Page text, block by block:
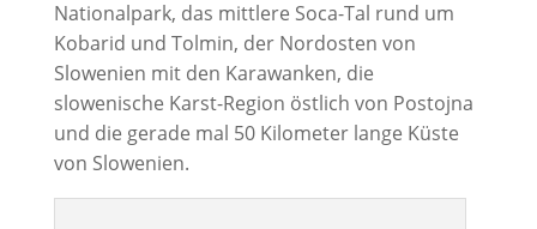
Nationalpark, das mittlere Soca-Tal rund um
Kobarid und Tolmin, der Nordosten von
Slowenien mit den Karawanken, die
slowenische Karst-Region östlich von Postojna
und die gerade mal 50 Kilometer lange Küste
von Slowenien.